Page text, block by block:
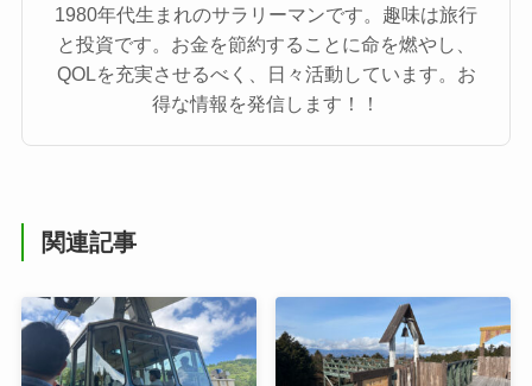
1980年代生まれのサラリーマンです。趣味は旅行
と投資です。お金を節約することに命を燃やし、
QOLを充実させるべく、日々活動しています。お
得な情報を発信します！！
関連記事